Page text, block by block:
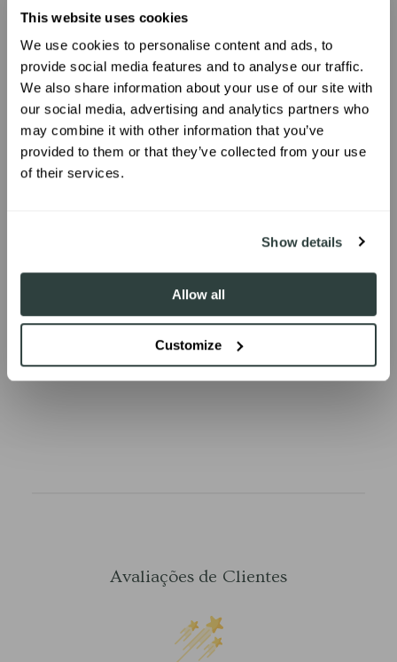
This website uses cookies
We use cookies to personalise content and ads, to
provide social media features and to analyse our traffic.
We also share information about your use of our site with
our social media, advertising and analytics partners who
may combine it with other information that you’ve
provided to them or that they’ve collected from your use
of their services.
Show details
Allow all
Customize
FAQ
Que métodos de pagamento posso utilizar?
Quanto tempo demora a entrega da minha
encomenda?
Como posso devolver total ou parcialmente
a minha encomenda?
Avaliações de Clientes
UNLOCK 10% OFF
Sign up to receive 10% off your first
order.